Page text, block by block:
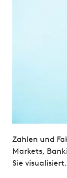
Zahlen und
Markets,
Sie visualisiert.